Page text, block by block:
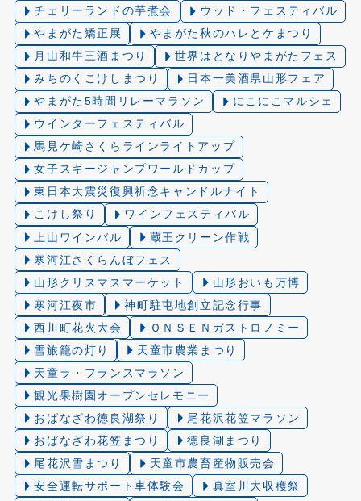
チェリーランドの芋煮会
ウッド・フェスティバル
やまがた矯正展
やまがた秋のハレとケまつり
月山和牛三酒まつり
世界はとなりやまがたフェス
みちのくこけしまつり
日本一美酒県山形フェア
やまがた5時間リレーマラソン
にこにこマルシェ
ウインターフェスティバル
馬見ケ崎さくらラインライトアップ
女子スキージャンプワールドカップ
東日本大震災復興祈念キャンドルナイト
こけし祭り
ワインフェスティバル
上山ワインバル
蔵王クリーン作戦
寒河江さくらんぼフェス
山形クリスマスマーケット
山形おいも万博
寒河江夜市
神町駐屯地創立記念行事
西川町花火大会
ＯＮＳＥＮガストロノミー
雪旅籠の灯り️
天童市農業まつり
天童ラ・フランスマラソン
観光果樹園オープンセレモニー
おばなざわ徳良湖祭り
尾花沢花笠マラソン
おばなざわ花笠まつり
徳良湖まつり
尾花沢雪まつり
天童市農畜産物販売会
安全運転サポート車体験会
真室川大収穫祭